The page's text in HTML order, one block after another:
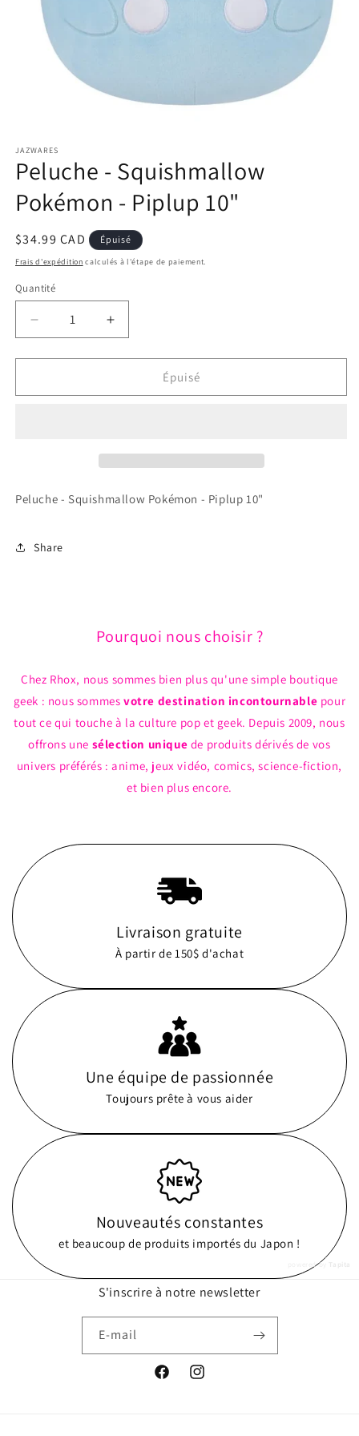
média
1
dans
fenêtre
modale
JAZWARES
Peluche - Squishmallow
Pokémon - Piplup 10"
Prix
habituel
$34.99 CAD Épuisé
Frais d'expédition calculés à l'étape de paiement.
Quantité
Réduire
la
quantité
Peluche
10&quot;
Augmenter
la
quantité
Peluche
10&quot;
Épuisé
Peluche - Squishmallow Pokémon - Piplup 10"
Share
Pourquoi nous choisir ?
Chez Rhox, nous sommes bien plus qu'une simple boutique
geek : nous sommesvotre destination incontournable pour
tout ce qui touche à la culture pop et geek. Depuis 2009, nous
offrons une sélection unique de produits dérivés de vos
univers préférés : anime, jeux vidéo, comics, science-fiction,
et bien plus encore.
Livraison gratuite
À partir de 150$ d'achat
Une équipe de passionnée
Toujours prête à vous aider
Nouveautés constantes
et beaucoup de produits importés du Japon !
powered by
S'inscrire à notre newsletter
E-mail
FacebookInstagram